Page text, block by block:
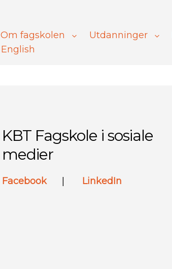
Om fagskolen Utdanninger
English
KBT Fagskole i sosiale
medier
Facebook LinkedIn